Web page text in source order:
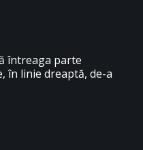
întreaga parte
în linie dreaptă, de-a